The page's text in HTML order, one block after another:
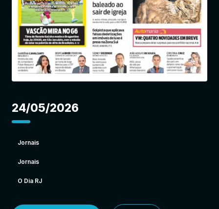
24/05/2026
Jornais
Jornais
O Dia RJ